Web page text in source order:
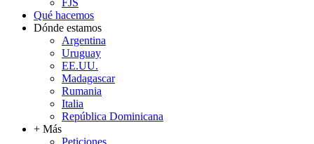
FJS
Qué hacemos
Dónde estamos
Argentina
Uruguay
EE.UU.
Madagascar
Rumania
Italia
República Dominicana
+ Más
Peticiones